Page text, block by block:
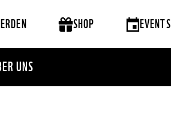
SHOP EVENTS
UNS